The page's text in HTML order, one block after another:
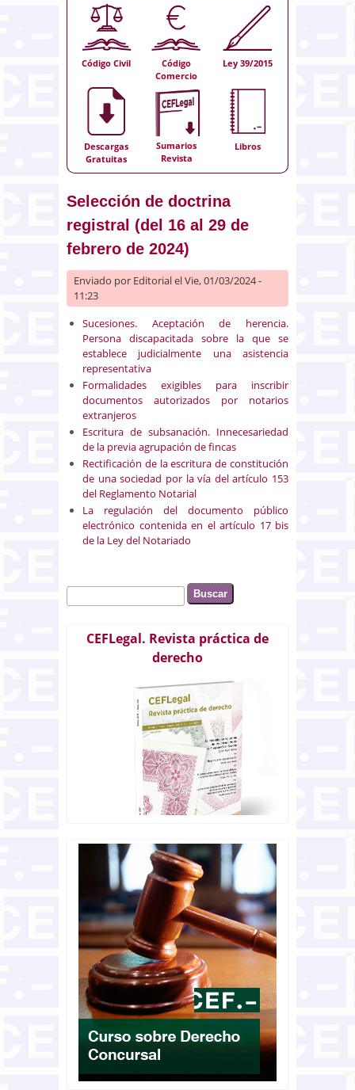
Código Civil
Código
Comercio
Ley 39/2015
Descargas
Gratuitas
Sumarios
Revista
Libros
Selección de doctrina
registral (del 16 al 29 de
febrero de 2024)
Enviado por Editorialel Vie, 01/03/2024 -
11:23
Sucesiones. Aceptación de herencia.
Persona discapacitada sobre la que se
establece judicialmente una asistencia
representativa
Formalidades exigibles para inscribir
documentos autorizados por notarios
extranjeros
Escritura de subsanación. Innecesariedad
de la previa agrupación de fincas
Rectificación de la escritura de constitución
de una sociedad por la vía del artículo 153
del Reglamento Notarial
La regulación del documento público
electrónico contenida en el artículo 17 bis
de la Ley del Notariado
Formulario de búsqueda
Buscar
CEFLegal. Revista práctica de
derecho